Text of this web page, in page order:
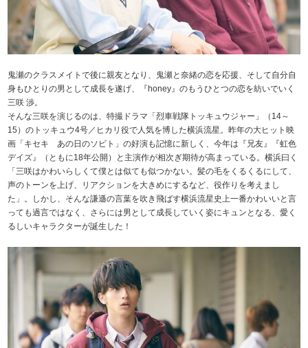
鬼瀬のクラスメイトで後に親友となり、鬼瀬と奈緒の恋を応援、そして自分自
身もひとりの男として成長を遂げ、『honey』のもうひとつの恋を紡いでいく
三咲 渉。
そんな三咲を演じるのは、特撮ドラマ「烈車戦隊トッキュウジャー」（14～
15）のトッキュウ4号／ヒカリ役で人気を博した横浜流星。昨年の大ヒット映
画「キセキ あの日のソビト」の好演も記憶に新しく、今年は『兄友』『虹色
デイズ』（ともに18年公開）と主演作が相次ぎ期待が高まっている。横浜曰く
「三咲はかわいらしくて僕とは似ても似つかない。髪の毛をくるくるにして、
声のトーンを上げ、リアクションを大きめにするなど、役作りを考えまし
た」。しかし、そんな謙遜の言葉を吹き飛ばす横浜流星史上一番かわいいと言
っても過言ではなく、さらには男として成長していく姿にキュンとなる、愛く
るしいキャラクターが誕生した！